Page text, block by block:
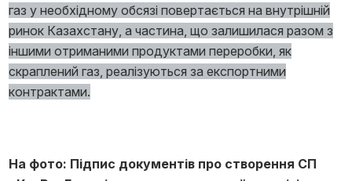
газ у необхідному обсязі повертається на внутрішній
ринок Казахстану, а частина, що залишилася разом з
іншими отриманими продуктами переробки, як
скраплений газ, реалізуються за експортними
контрактами.
На фото: Підпис документів про створення СП